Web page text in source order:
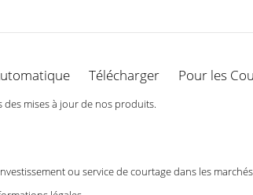
Télécharger Pour les
mises à jour de nos produits.
ou service de courtage dans les